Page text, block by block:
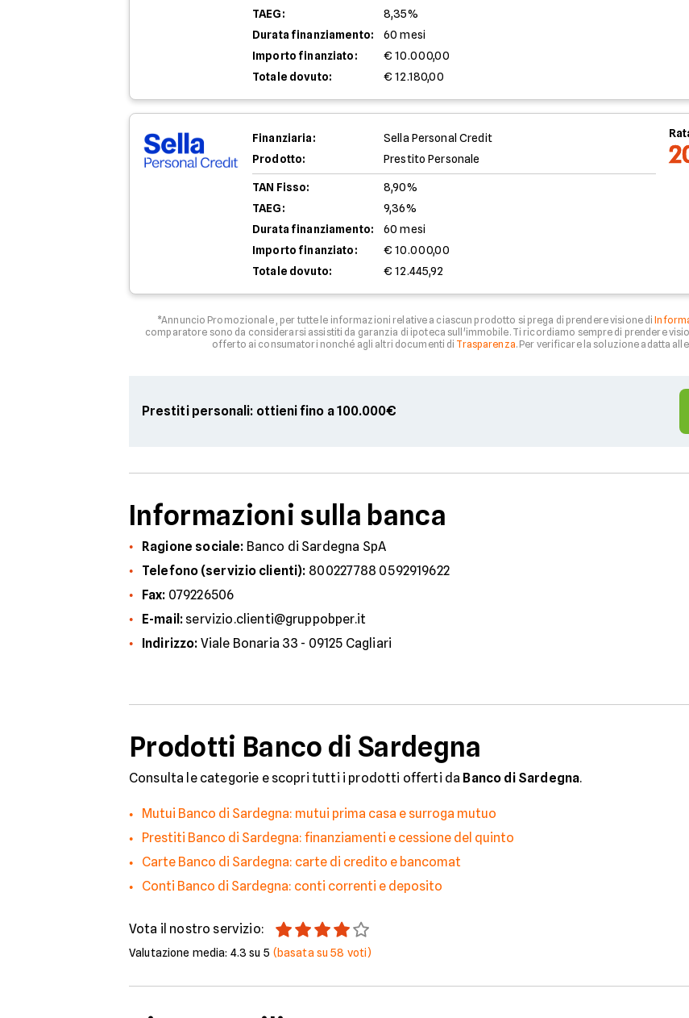
TAEG:
8,35%
Durata finanziamento:
60 mesi
Importo finanziato:
€ 10.000,00
Totale dovuto:
€ 12.180,00
Finanziaria:
Sella Personal Credit
Prodotto:
Prestito Personale
TAN Fisso:
8,90%
TAEG:
9,36%
Durata finanziamento:
60 mesi
Importo finanziato:
€ 10.000,00
Totale dovuto:
€ 12.445,92
*Annuncio Promozionale , per tutte le informazioni relative a ciascun prodotto si prega di prendere visione di
comparatore sono da considerarsi assistiti da garanzia di ipoteca sull'immobile. Ti ricordiamo sempre di prendere
offerto ai consumatori nonché agli altri documenti di Trasparenza. Per verificare la soluzione adatta
Prestiti personali: ottieni fino a 100.000€
Informazioni sulla banca
Ragione sociale: Banco di Sardegna SpA
Telefono (servizio clienti): 800227788 0592919622
Fax: 079226506
E-mail: servizio.clienti@gruppobper.it
Indirizzo: Viale Bonaria 33 - 09125 Cagliari
Prodotti Banco di Sardegna
Consulta le categorie e scopri tutti i prodotti offerti da Banco di Sardegna.
Mutui Banco di Sardegna: mutui prima casa e surroga mutuo
Prestiti Banco di Sardegna: finanziamenti e cessione del quinto
Carte Banco di Sardegna: carte di credito e bancomat
Conti Banco di Sardegna: conti correnti e deposito
Vota il nostro servizio:
Valutazione media: 4.3 su 5 (basata su58 voti)